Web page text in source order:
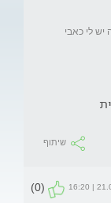
יש לי כאבי
שיתוף
(0)